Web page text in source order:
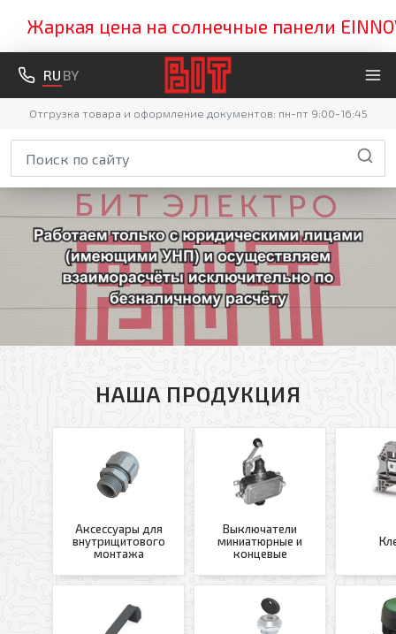
Жаркая цена на солнечные панели
RU BY
Отгрузка товара и оформление документов: пн-пт 9:00-16:45
НАША ПРОДУКЦИЯ
Аксессуары для
внутрищитового
монтажа
Выключатели
миниатюрные и
концевые